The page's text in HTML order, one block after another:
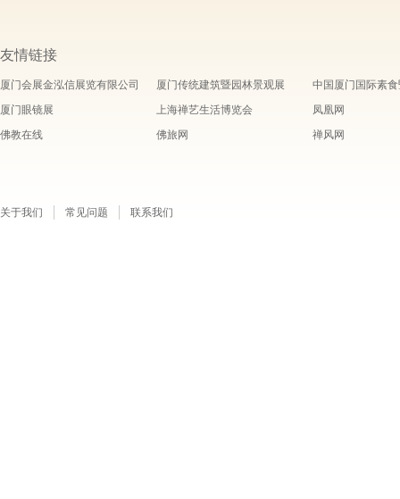
友情链接
厦门会展金泓信展览有限公司 厦门传统建筑暨园林景观展
中国厦门国际素
厦门眼镜展
上海禅艺生活博览会
凤凰网
佛教在线
佛旅网 禅风网
关于我们 常见问题 联系我们